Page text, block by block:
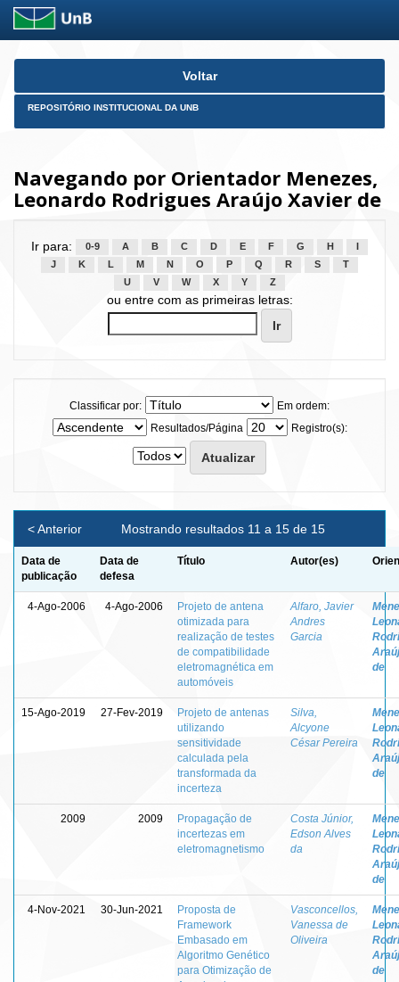
Skip
Voltar
REPOSITÓRIO INSTITUCIONAL DA UNB
Navegando por Orientador Menezes,
Leonardo Rodrigues Araújo Xavier de
Ir para: 0-9 A B C D E F G H
J
K L M N O P Q R S
T
U
V W X Y Z
ou entre com as primeiras letras:
Classificar por:
Em ordem:
Resultados/Página
Registro(s):
Mostrando resultados 11 a 15 de 15
< Anterior
Data de
publicação
Data de
defesa
Título Autor(es)
4-Ago-2006 4-Ago-2006
Projeto de antena
otimizada para
realização de testes
de compatibilidade
eletromagnética em
automóveis
Alfaro, Javier
Andres
Garcia
de
15-Ago-2019 27-Fev-2019
Projeto de antenas
utilizando
sensitividade
calculada pela
transformada da
incerteza
Silva,
Alcyone
César Pereira
de
2009 2009
Propagação de
incertezas em
eletromagnetismo
Costa Júnior,
Edson Alves
da
de
4-Nov-2021 30-Jun-2021
Proposta de
Framework
Embasado em
Algoritmo Genético
para Otimização de
Vasconcellos,
Vanessa de
Oliveira
de